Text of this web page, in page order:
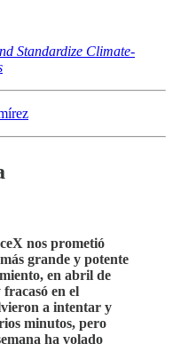
Standardize Climate-
nos prometió
grande y potente
en abril de
en el
a intentar y
minutos, pero
ha volado